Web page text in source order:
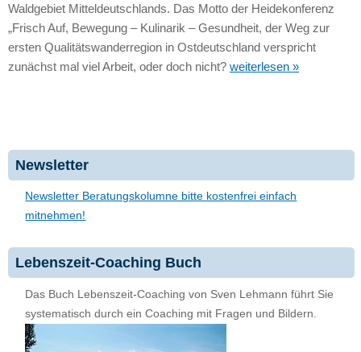
Waldgebiet Mitteldeutschlands. Das Motto der Heidekonferenz
„Frisch Auf, Bewegung – Kulinarik – Gesundheit, der Weg zur
ersten Qualitätswanderregion in Ostdeutschland verspricht
zunächst mal viel Arbeit, oder doch nicht? weiterlesen »
Newsletter
Newsletter Beratungskolumne bitte kostenfrei einfach
mitnehmen!
Lebenszeit-Coaching Buch
Das Buch Lebenszeit-Coaching von Sven Lehmann führt Sie
systematisch durch ein Coaching mit Fragen und Bildern.